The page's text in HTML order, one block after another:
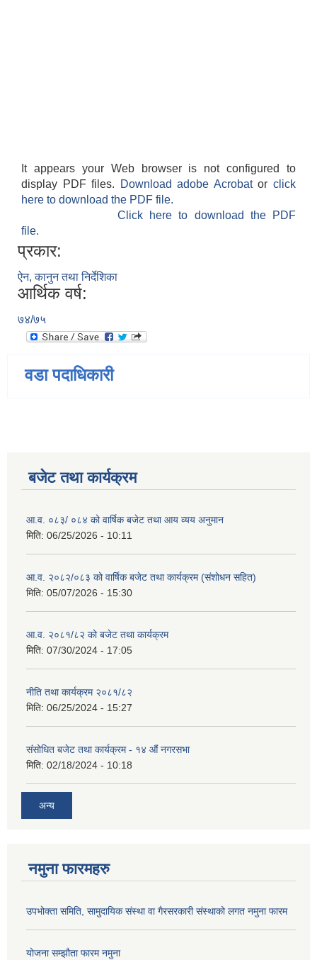
It appears your Web browser is not configured to
display PDF files.
Download adobe Acrobatorclick
here to download the PDF file.
Click here to download the PDF
file.
प्रकार:
ऐन, कानुन तथा निर्देशिका
आर्थिक वर्ष:
७४/७५
वडा पदाधिकारी
बजेट तथा कार्यक्रम
आ.व. ०८३/ ०८४ को वार्षिक बजेट तथा आय व्यय अनुमान
मिति: 06/25/2026 - 10:11
आ.व. २०८२/०८३ को वार्षिक बजेट तथा कार्यक्रम (संशोधन सहित)
मिति: 05/07/2026 - 15:30
आ.व. २०८१/८२ को बजेट तथा कार्यक्रम
मिति: 07/30/2024 - 17:05
नीति तथा कार्यक्रम २०८१/८२
मिति: 06/25/2024 - 15:27
संसोधित बजेट तथा कार्यक्रम - १४ औं नगरसभा
मिति: 02/18/2024 - 10:18
अन्य
नमुना फारमहरु
उपभोक्ता समिति, सामुदायिक संस्था वा गैरसरकारी संस्थाको लगत नमुना फारम
योजना सम्झौता फारम नमुना